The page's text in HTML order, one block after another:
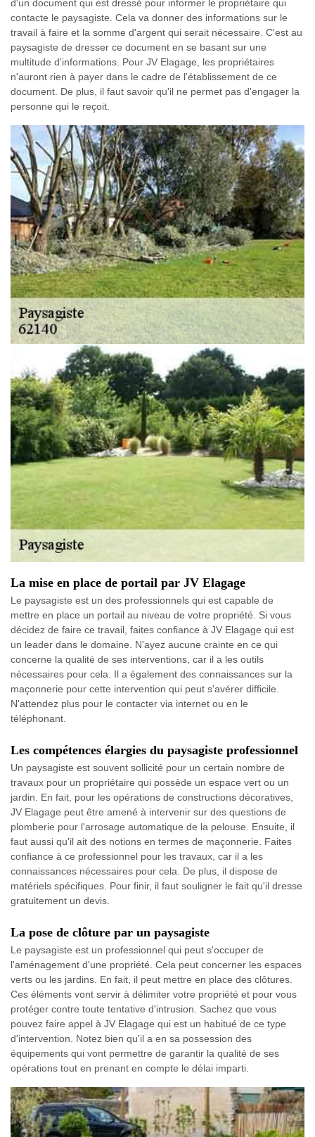
d'un document qui est dressé pour informer le propriétaire qui
contacte le paysagiste. Cela va donner des informations sur le
travail à faire et la somme d'argent qui serait nécessaire. C'est au
paysagiste de dresser ce document en se basant sur une
multitude d'informations. Pour JV Elagage, les propriétaires
n'auront rien à payer dans le cadre de l'établissement de ce
document. De plus, il faut savoir qu'il ne permet pas d'engager la
personne qui le reçoit.
La mise en place de portail par JV Elagage
Le paysagiste est un des professionnels qui est capable de
mettre en place un portail au niveau de votre propriété. Si vous
décidez de faire ce travail, faites confiance à JV Elagage qui est
un leader dans le domaine. N'ayez aucune crainte en ce qui
concerne la qualité de ses interventions, car il a les outils
nécessaires pour cela. Il a également des connaissances sur la
maçonnerie pour cette intervention qui peut s'avérer difficile.
N'attendez plus pour le contacter via internet ou en le
téléphonant.
Les compétences élargies du paysagiste professionnel
Un paysagiste est souvent sollicité pour un certain nombre de
travaux pour un propriétaire qui possède un espace vert ou un
jardin. En fait, pour les opérations de constructions décoratives,
JV Elagage peut être amené à intervenir sur des questions de
plomberie pour l'arrosage automatique de la pelouse. Ensuite, il
faut aussi qu'il ait des notions en termes de maçonnerie. Faites
confiance à ce professionnel pour les travaux, car il a les
connaissances nécessaires pour cela. De plus, il dispose de
matériels spécifiques. Pour finir, il faut souligner le fait qu'il dresse
gratuitement un devis.
La pose de clôture par un paysagiste
Le paysagiste est un professionnel qui peut s'occuper de
l'aménagement d'une propriété. Cela peut concerner les espaces
verts ou les jardins. En fait, il peut mettre en place des clôtures.
Ces éléments vont servir à délimiter votre propriété et pour vous
protéger contre toute tentative d'intrusion. Sachez que vous
pouvez faire appel à JV Elagage qui est un habitué de ce type
d'intervention. Notez bien qu'il a en sa possession des
équipements qui vont permettre de garantir la qualité de ses
opérations tout en prenant en compte le délai imparti.